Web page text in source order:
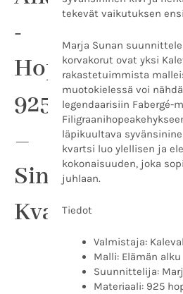
-
925
–
Sininen
Kvartsi
Sininen
kvartsitekevät vaikutuksen
Marja Sunan
korvakorut ovat yksi
rakastetuimmista
muotokielessä voi
legendaarisiin Fabergé-
läpikuultava
kvartsi luo ylellisen ja
kokonaisuuden, joka
juhlaan.
Tiedot
Valmistaja:
Malli: Elämän alku
Suunnittelija:
Materiaali: 925